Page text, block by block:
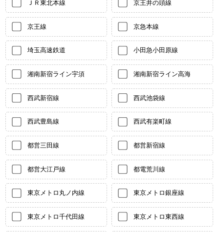
ＪＲ東北本線 京王井の頭線
京王線 京急本線
埼玉高速鉄道 小田急小田原線
湘南新宿ライン宇須 湘南新宿ライン高海
西武新宿線 西武池袋線
西武豊島線 西武有楽町線
都営三田線 都営新宿線
都営大江戸線 都電荒川線
東京メトロ丸ノ内線 東京メトロ銀座線
東京メトロ千代田線 東京メトロ東西線